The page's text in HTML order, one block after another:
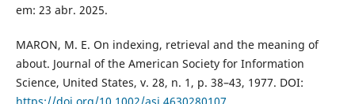
em: 23 abr. 2025.
MARON, M. E. On indexing, retrieval and the meaning of
about. Journal of the American Society for Information
Science, United States, v. 28, n. 1, p. 38–43, 1977. DOI: